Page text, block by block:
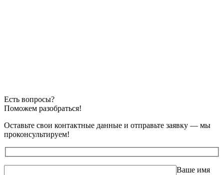
Есть вопросы?
Поможем разобраться!
Оставьте свои контактные данные и отправьте заявку — мы
проконсультируем!
Ваше имя